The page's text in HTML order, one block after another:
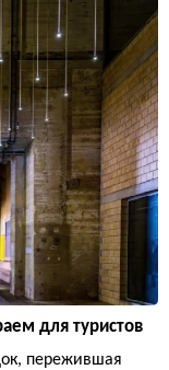
для туристов
пережившая